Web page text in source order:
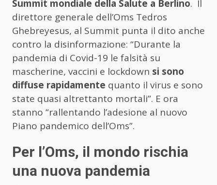
Summit mondiale della Salute a Berlino. Il
direttore generale dell’Oms Tedros
Ghebreyesus, al Summit punta il dito anche
contro la disinformazione: “Durante la
pandemia di Covid-19 le falsità su
mascherine, vaccini e lockdown si sono
diffuse rapidamente quanto il virus e sono
state quasi altrettanto mortali”. E ora
stanno “rallentando l’adesione al nuovo
Piano pandemico dell’Oms”.
Per l’Oms, il mondo rischia
una nuova pandemia